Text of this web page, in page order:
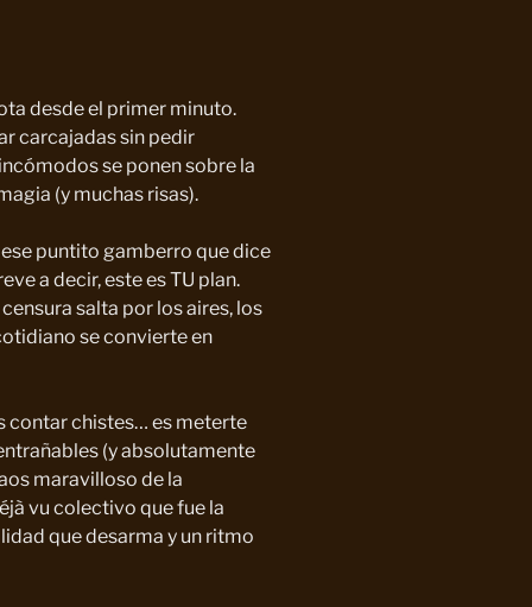
desde el primer minuto.
carcajadas sin pedir
se ponen sobre la
(y muchas risas).
puntito gamberro que dice
a decir, este es TU plan.
salta por los aires, los
se convierte en
contar chistes… es meterte
(y absolutamente
maravilloso de la
vu colectivo que fue la
que desarma y un ritmo